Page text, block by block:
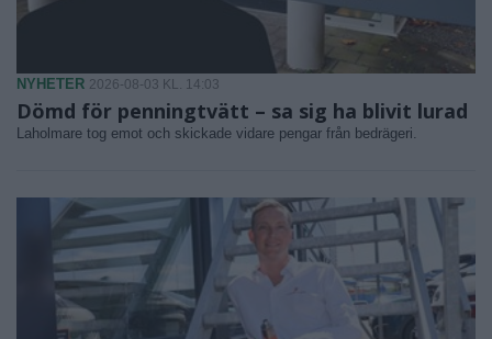
NYHETER 2026-08-03 KL. 14:03
Dömd för penningtvätt – sa sig ha blivit lurad
Laholmare tog emot och skickade vidare pengar från bedrägeri.